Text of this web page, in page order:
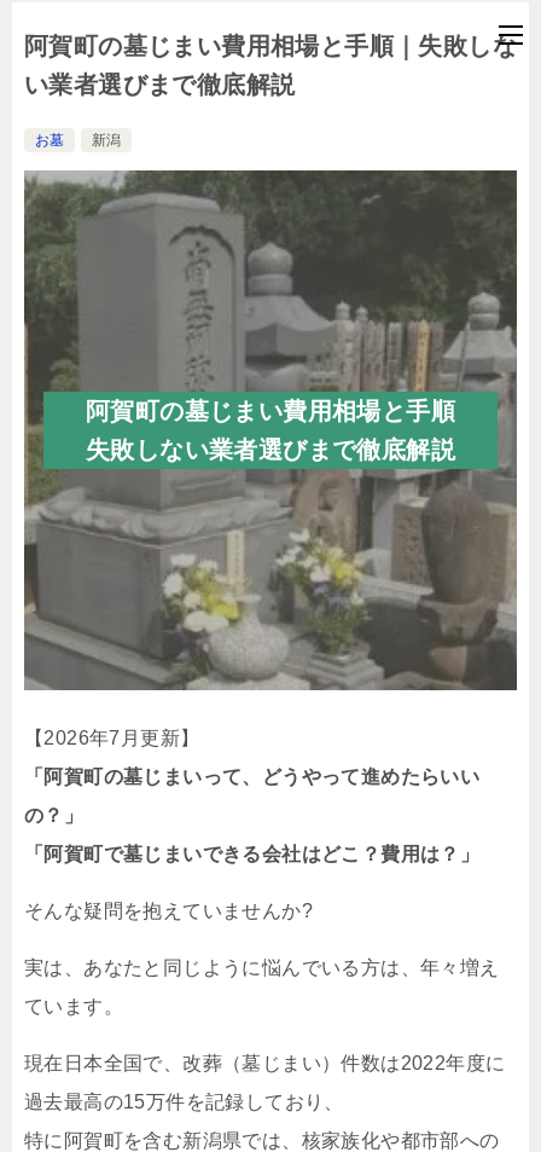
阿賀町の墓じまい費用相場と手順｜失敗しな
い業者選びまで徹底解説
お墓 新潟
阿賀町の墓じまい費用相場と手順
失敗しない業者選びまで徹底解説
【2026年7月更新】
「阿賀町の墓じまいって、どうやって進めたらいい
の？」
「阿賀町で墓じまいできる会社はどこ？費用は？」
そんな疑問を抱えていませんか?
実は、あなたと同じように悩んでいる方は、年々増え
ています。
現在日本全国で、改葬（墓じまい）件数は2022年度に
過去最高の15万件を記録しており、
特に阿賀町を含む新潟県では、核家族化や都市部への